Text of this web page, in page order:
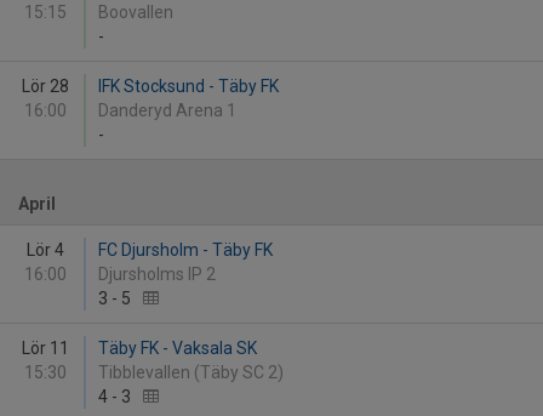
15:15
Boovallen
-
Lör 28
16:00
IFK Stocksund - Täby FK
Danderyd Arena 1
-
April
Lör 4
16:00
FC Djursholm - Täby FK
Djursholms IP 2
3 - 5
Lör 11
15:30
Täby FK - Vaksala SK
Tibblevallen (Täby SC 2)
4 - 3